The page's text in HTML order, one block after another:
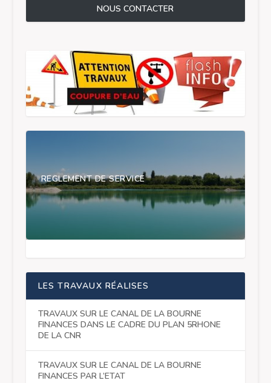
NOUS CONTACTER
REGLEMENT DE SERVICE
LES TRAVAUX RÉALISES
TRAVAUX SUR LE CANAL DE LA BOURNE
FINANCES DANS LE CADRE DU PLAN 5RHONE
DE LA CNR
TRAVAUX SUR LE CANAL DE LA BOURNE
FINANCES PAR L’ETAT